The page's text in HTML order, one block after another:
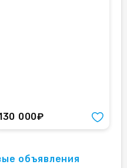
000₽
объявления